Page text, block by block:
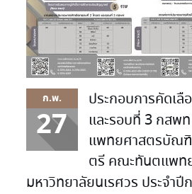
ก.พ.
27
ประกอบการคัดเลื
และรอบที่ 3 กสพ
แพทยศาสตรบัณ
ตรี คณะทันตแพท
มหาวิทยาลัยนเรศวร ประจำ